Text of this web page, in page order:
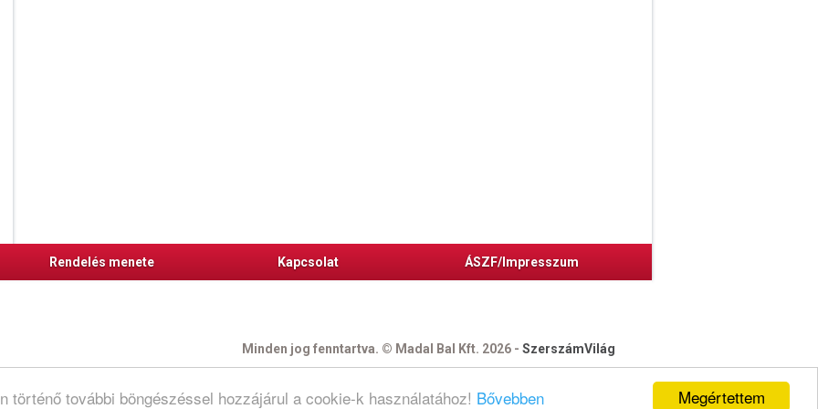
Megértettem
további böngészéssel hozzájárul a cookie-k használatához! Bővebben
Rendelés menete Kapcsolat ÁSZF/Impresszum
Minden jog fenntartva. © Madal Bal Kft. 2026 - SzerszámVilág